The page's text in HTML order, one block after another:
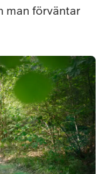
man förväntar